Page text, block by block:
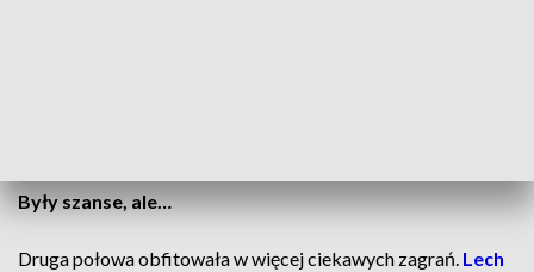
Były szanse, ale…
Druga połowa obfitowała w więcej ciekawych zagrań. Lech